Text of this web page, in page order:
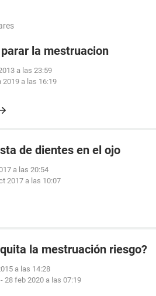
la mestruacion
a las 23:59
2019 a las 16:19
de dientes en el ojo
a las 20:54
2017 a las 10:07
la mestruación riesgo?
a las 14:28
- 28 feb 2020 a las 07:19